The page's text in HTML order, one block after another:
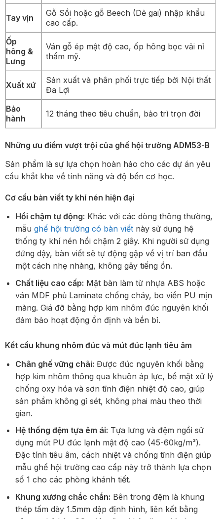
Tay vịn
Gỗ Sồi hoặc gỗ Beech (Dẻ gai) nhập khẩu
cao cấp.
Ốp
hông &
Lưng
Ván gỗ ép mật độ cao, ốp hông bọc vải nỉ
thẩm mỹ.
Xuất xứ
Sản xuất và phân phối trực tiếp bởi Nội thất
Đa Lợi
Bảo
hành
12 tháng theo tiêu chuẩn, bảo trì trọn đời
Những ưu điểm vượt trội của ghế hội trường ADM53-B
Sản phẩm là sự lựa chọn hoàn hảo cho các dự án yêu
cầu khắt khe về tính năng và độ bền cơ học.
Cơ cấu bàn viết ty khí nén hiện đại
Hồi chậm tự động: Khác với các dòng thông thường,
mẫu ghế hội trường có bàn viếtnày sử dụng hệ
thống ty khí nén hồi chậm 2 giây. Khi người sử dụng
đứng dậy, bàn viết sẽ tự động gập về vị trí ban đầu
một cách nhẹ nhàng, không gây tiếng ồn.
Chất liệu cao cấp: Mặt bàn làm từ nhựa ABS hoặc
ván MDF phủ Laminate chống cháy, bo viền PU mịn
màng. Giá đỡ bằng hợp kim nhôm đúc nguyên khối
đảm bảo hoạt động ổn định và bền bỉ.
Kết cấu khung nhôm đúc và mút đúc lạnh tiêu âm
Chân ghế vững chãi: Được đúc nguyên khối bằng
hợp kim nhôm thông qua khuôn áp lực, bề mặt xử lý
chống oxy hóa và sơn tĩnh điện nhiệt độ cao, giúp
sản phẩm không gỉ sét, không phai màu theo thời
gian.
Hệ thống đệm tựa êm ái: Tựa lưng và đệm ngồi sử
dụng mút PU đúc lạnh mật độ cao (45-60kg/m³).
Đặc tính tiêu âm, cách nhiệt và chống tĩnh điện giúp
mẫu ghế hội trường cao cấp này trở thành lựa chọn
số 1 cho các phòng khánh tiết.
Khung xương chắc chắn: Bên trong đệm là khung
thép tấm dày 1.5mm dập định hình, liên kết bằng